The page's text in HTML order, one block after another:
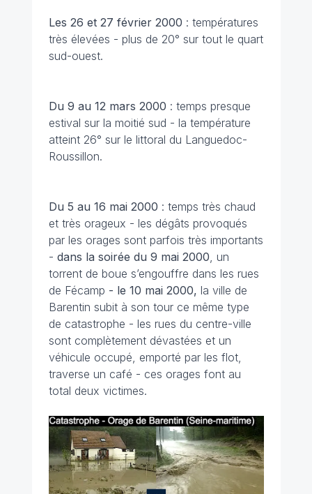
Les 26 et 27 février 2000 : températures
très élevées - plus de 20° sur tout le quart
sud-ouest.
Du 9 au 12 mars 2000 : temps presque
estival sur la moitié sud - la température
atteint 26° sur le littoral du Languedoc-
Roussillon.
Du 5 au 16 mai 2000 : temps très chaud
et très orageux - les dégâts provoqués
par les orages sont parfois très importants
- dans la soirée du 9 mai 2000, un
torrent de boue s’engouffre dans les rues
de Fécamp - le 10 mai 2000, la ville de
Barentin subit à son tour ce même type
de catastrophe - les rues du centre-ville
sont complètement dévastées et un
véhicule occupé, emporté par les flot,
traverse un café - ces orages font au
total deux victimes.